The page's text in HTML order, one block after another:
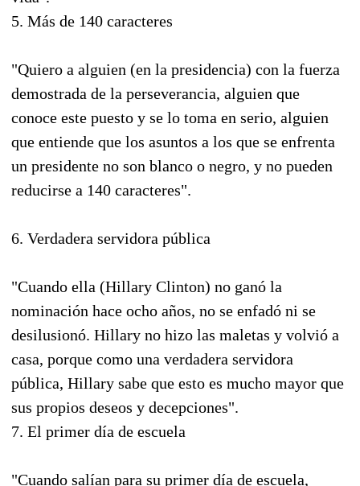
5. Más de 140 caracteres
"Quiero a alguien (en la presidencia) con la fuerza
demostrada de la perseverancia, alguien que
conoce este puesto y se lo toma en serio, alguien
que entiende que los asuntos a los que se enfrenta
un presidente no son blanco o negro, y no pueden
reducirse a 140 caracteres".
6. Verdadera servidora pública
"Cuando ella (Hillary Clinton) no ganó la
nominación hace ocho años, no se enfadó ni se
desilusionó. Hillary no hizo las maletas y volvió a
casa, porque como una verdadera servidora
pública, Hillary sabe que esto es mucho mayor que
sus propios deseos y decepciones".
7. El primer día de escuela
"Cuando salían para su primer día de escuela,